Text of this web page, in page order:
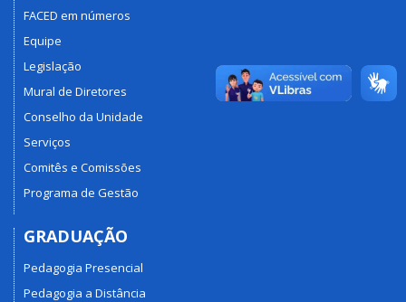
FACED em números
Equipe
Legislação
Mural de Diretores
Conselho da Unidade
Serviços
Comitês e Comissões
Programa de Gestão
GRADUAÇÃO
Pedagogia Presencial
Pedagogia a Distância